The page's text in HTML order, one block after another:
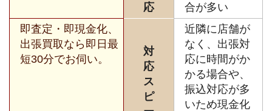
応
合が多い
即査定・即現金化、
出張買取なら即日最
短30分でお伺い。
対
応
ス
ピ
近隣に店舗が
なく、出張対
応に時間がか
かる場合や、
振込対応が多
いため現金化